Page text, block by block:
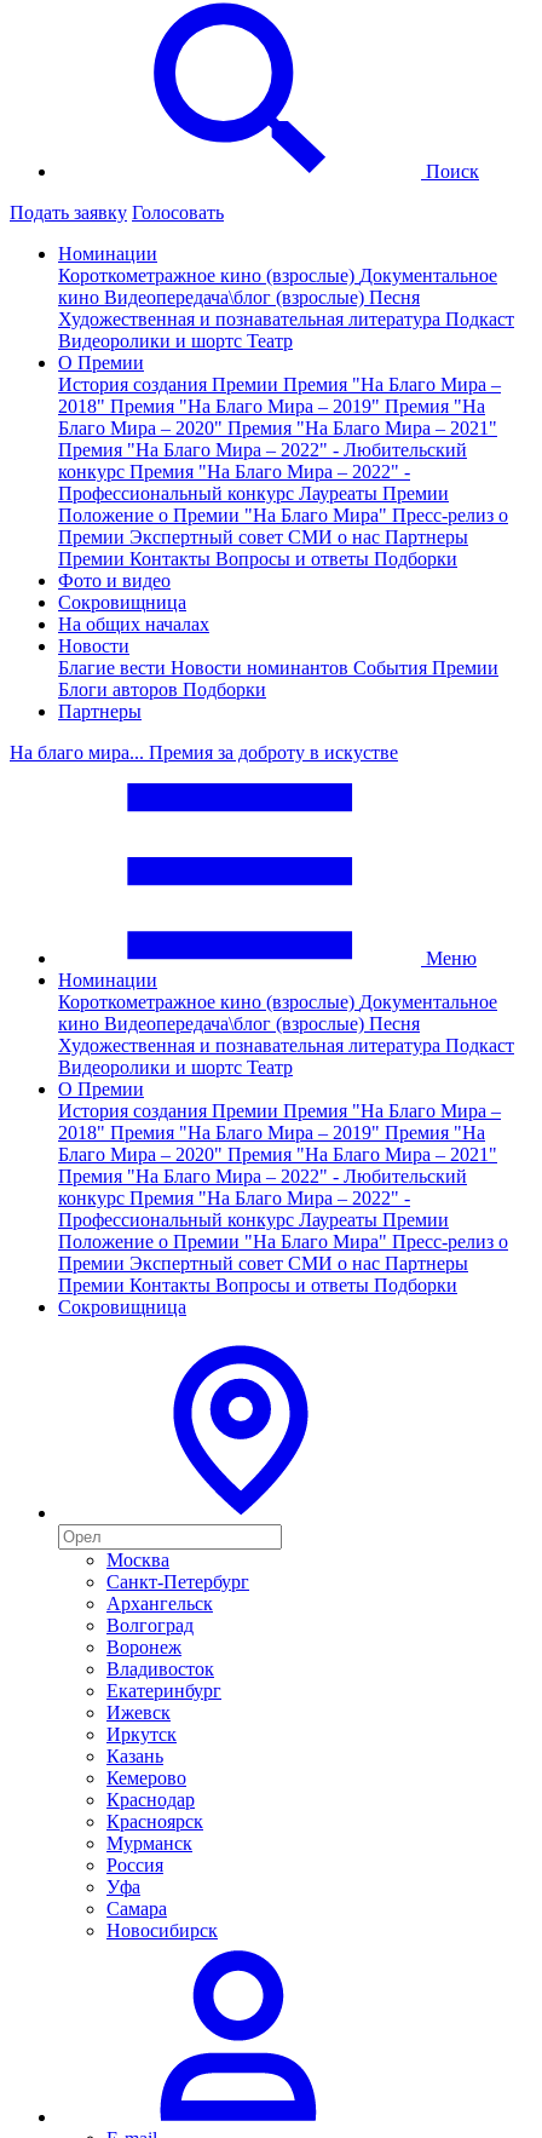
Поиск
Подать заявку Голосовать
Номинации
Короткометражное кино (взрослые) Документальное
кино Видеопередача\блог (взрослые) Песня
Художественная и познавательная литература Подкаст
Видеоролики и шортс Театр
О Премии
История создания Премии Премия "На Благо Мира –
2018" Премия "На Благо Мира – 2019" Премия "На
Благо Мира – 2020" Премия "На Благо Мира – 2021"
Премия "На Благо Мира – 2022" - Любительский
конкурс Премия "На Благо Мира – 2022" -
Профессиональный конкурс Лауреаты Премии
Положение о Премии "На Благо Мира" Пресс-релиз о
Премии Экспертный совет СМИ о нас Партнеры
Премии Контакты Вопросы и ответы Подборки
Фото и видео
Сокровищница
На общих началах
Новости
Благие вести Новости номинантов События Премии
Блоги авторов Подборки
Партнеры
На благо мира... Премия за доброту в искустве
Меню
Номинации
Короткометражное кино (взрослые) Документальное
кино Видеопередача\блог (взрослые) Песня
Художественная и познавательная литература Подкаст
Видеоролики и шортс Театр
О Премии
История создания Премии Премия "На Благо Мира –
2018" Премия "На Благо Мира – 2019" Премия "На
Благо Мира – 2020" Премия "На Благо Мира – 2021"
Премия "На Благо Мира – 2022" - Любительский
конкурс Премия "На Благо Мира – 2022" -
Профессиональный конкурс Лауреаты Премии
Положение о Премии "На Благо Мира" Пресс-релиз о
Премии Экспертный совет СМИ о нас Партнеры
Премии Контакты Вопросы и ответы Подборки
Сокровищница
Москва
Санкт-Петербург
Архангельск
Волгоград
Воронеж
Владивосток
Екатеринбург
Ижевск
Иркутск
Казань
Кемерово
Краснодар
Красноярск
Мурманск
Россия
Уфа
Самара
Новосибирск